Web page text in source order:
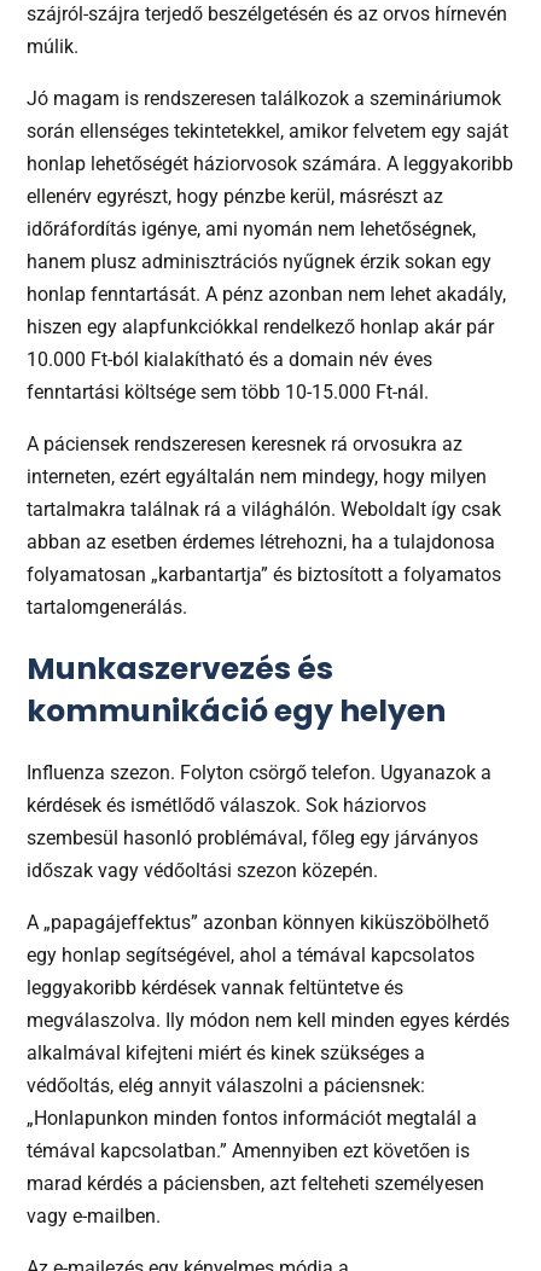
szájról-szájra terjedő beszélgetésén és az orvos hírnevén
múlik.
Jó magam is rendszeresen találkozok a szemináriumok
során ellenséges tekintetekkel, amikor felvetem egy saját
honlap lehetőségét háziorvosok számára. A leggyakoribb
ellenérv egyrészt, hogy pénzbe kerül, másrészt az
időráfordítás igénye, ami nyomán nem lehetőségnek,
hanem plusz adminisztrációs nyűgnek érzik sokan egy
honlap fenntartását. A pénz azonban nem lehet akadály,
hiszen egy alapfunkciókkal rendelkező honlap akár pár
10.000 Ft-ból kialakítható és a domain név éves
fenntartási költsége sem több 10-15.000 Ft-nál.
A páciensek rendszeresen keresnek rá orvosukra az
interneten, ezért egyáltalán nem mindegy, hogy milyen
tartalmakra találnak rá a világhálón. Weboldalt így csak
abban az esetben érdemes létrehozni, ha a tulajdonosa
folyamatosan „karbantartja” és biztosított a folyamatos
tartalomgenerálás.
Munkaszervezés és
kommunikáció egy helyen
Influenza szezon. Folyton csörgő telefon. Ugyanazok a
kérdések és ismétlődő válaszok. Sok háziorvos
szembesül hasonló problémával, főleg egy járványos
időszak vagy védőoltási szezon közepén.
A „papagájeffektus” azonban könnyen kiküszöbölhető
egy honlap segítségével, ahol a témával kapcsolatos
leggyakoribb kérdések vannak feltüntetve és
megválaszolva. Ily módon nem kell minden egyes kérdés
alkalmával kifejteni miért és kinek szükséges a
védőoltás, elég annyit válaszolni a páciensnek:
„Honlapunkon minden fontos információt megtalál a
témával kapcsolatban.” Amennyiben ezt követően is
marad kérdés a páciensben, azt felteheti személyesen
vagy e-mailben.